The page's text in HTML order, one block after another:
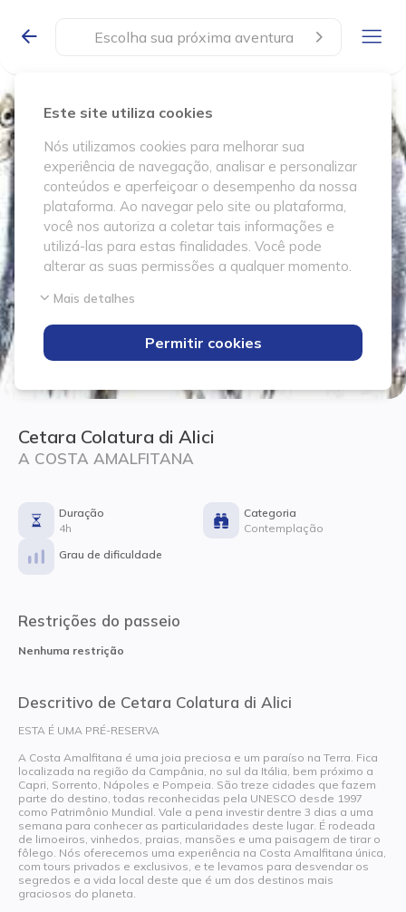
Este site utiliza cookies
Nós utilizamos cookies para melhorar sua
experiência de navegação, analisar e personalizar
conteúdos e aperfeiçoar o desempenho da nossa
plataforma. Ao navegar pelo site ou plataforma,
você nos autoriza a coletar tais informações e
utilizá-las para estas finalidades. Você pode
alterar as suas permissões a qualquer momento.
Mais detalhes
Permitir cookies
Escolha sua próxima aventura
Cetara Colatura di Alici
A COSTA AMALFITANA
Duração
4h
Categoria
Contemplação
Grau de dificuldade
Restrições do passeio
Nenhuma restrição
Descritivo de Cetara Colatura di Alici
ESTA É UMA PRÉ-RESERVA
A Costa Amalfitana é uma joia preciosa e um paraíso na Terra. Fica
localizada na região da Campânia, no sul da Itália, bem próximo a
Capri, Sorrento, Nápoles e Pompeia. São treze cidades que fazem
parte do destino, todas reconhecidas pela UNESCO desde 1997
como Patrimônio Mundial. Vale a pena investir dentre 3 dias a uma
semana para conhecer as particularidades deste lugar. É rodeada
de limoeiros, vinhedos, praias, mansões e uma paisagem de tirar o
fôlego. Nós oferecemos uma experiência na Costa Amalfitana única,
com tours privados e exclusivos, e te levamos para desvendar os
segredos e a vida local deste que é um dos destinos mais
graciosos do planeta.